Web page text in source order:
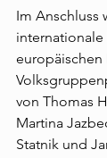
Im Anschluss
von Thomas
Martina
Statnik und